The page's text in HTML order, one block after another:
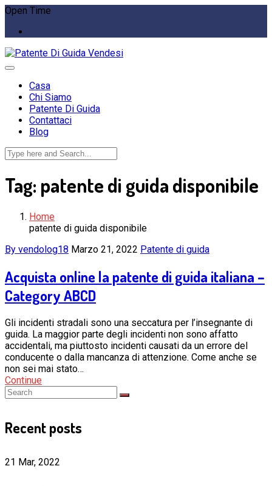
Open Time
Casa
Chi Siamo
Patente Di Guida
Contattaci
Blog
Tag: patente di guida disponibile
Home
patente di guida disponibile
By vendolog18 Marzo 21, 2022 Patente di guida
Acquista online la patente di guida italiana –
Category ABCD
Gli incidenti stradali sono una seccatura per l’insegnante di
guida. La maggior parte degli incidenti non sono affatto
accidentali, ma piuttosto incidenti causati da un errore del
conducente o dalla mancanza di attenzione. Come anche se
non sei mai stato…
Continue
Recent posts
21 Mar, 2022